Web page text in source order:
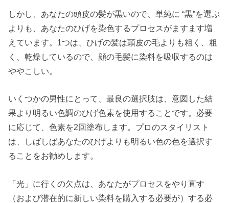
しかし、あなたの頭皮の髪が黒いので、単純に “黒”を選ぶ
よりも、あなたのひげを染色するプロセスがますます増
えています。1つは、ひげの髪は頭皮の毛よりも粗く、粗
く、乾燥しているので、顔の毛髪に染料を吸収するのは
ややこしい。
いくつかの男性にとって、最良の選択肢は、意図した結
果より明るい色調のひげ色素を使用することです。必要
に応じて、色素を2回塗布します。プロのスタイリスト
は、しばしばあなたのひげよりも明るい色の色を選択す
ることをお勧めします。
「光」に行くの欠点は、あなたがプロセスをやり直す
（および潜在的に新しい染料を購入する必要が）する必